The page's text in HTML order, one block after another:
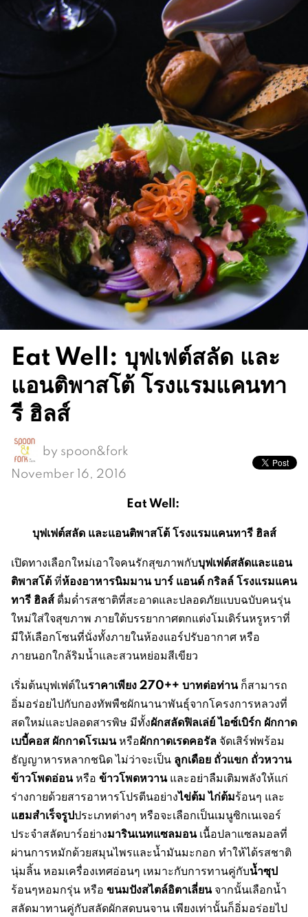
Eat Well: บุฟเฟต์สลัด และ
แอนติพาสโต้ โรงแรมแคนทา
รี ฮิลส์
by spoon&fork
November 16, 2016
Eat Well:
บุฟเฟต์สลัด และแอนติพาสโต้โรงแรมแคนทารี ฮิลส์
เปิดทางเลือกใหม่เอาใจคนรักสุขภาพกับบุฟเฟต์สลัดและแอน
ติพาสโต้ที่ห้องอาหารนิมมาน บาร์ แอนด์ กริลล์ โรงแรมแคน
ทารี ฮิลส์ ดื่มด่ำรสชาติที่สะอาดและปลอดภัยแบบฉบับคนรุ่น
ใหม่ใส่ใจสุขภาพ ภายใต้บรรยากาศตกแต่งโมเดิร์นหรูหราที่
มีให้เลือกโซนที่นั่งทั้งภายในห้องแอร์ปรับอากาศ หรือ
ภายนอกใกล้ริมน้ำและสวนหย่อมสีเขียว
เริ่มต้นบุฟเฟต์ในราคาเพียง270++ บาทต่อท่านก็สามารถ
อิ่มอร่อยไปกับกองทัพพืชผักนานาพันธุ์จากโครงการหลวงที่
สดใหม่และปลอดสารพิษ มีทั้งผักสลัดฟิลเล่ย์ไอซ์เบิร์ก ผักกาด
เบบี้คอส ผักกาดโรเมนหรือผักกาดเรดคอรัล จัดเสิร์ฟพร้อม
ธัญญาหารหลากชนิด ไม่ว่าจะเป็น ลูกเดือย ถั่วแขก ถั่วหวาน
ข้าวโพดอ่อนหรือ ข้าวโพดหวานและอย่าลืมเติมพลังให้แก่
ร่างกายด้วยสารอาหารโปรตีนอย่างไข่ต้ม ไก่ต้มร้อนๆ และ
แฮมสำเร็จรูปประเภทต่างๆ หรือจะเลือกเป็นเมนูซิกเนเจอร์
ประจำสลัดบาร์อย่างมารินเนทแซลมอนเนื้อปลาแซลมอลที่
ผ่านการหมักด้วยสมุนไพรและน้ำมันมะกอก ทำให้ได้รสชาติ
นุ่มลิ้น หอมเครื่องเทศอ่อนๆ เหมาะกับการทานคู่กับน้ำซุป
ร้อนๆหอมกรุ่น หรือ ขนมปังสไตล์อิตาเลี่ยนจากนั้นเลือกน้ำ
สลัดมาทานคู่กับสลัดผักสดบนจาน เพียงเท่านั้นก็อิ่มอร่อยไป